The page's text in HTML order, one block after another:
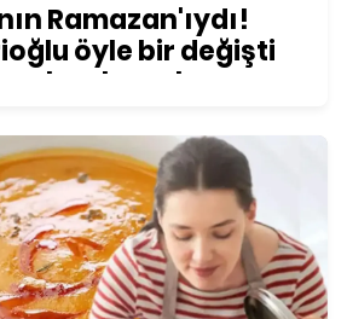
Ramazan'ıydı!
öyle bir değişti
şoke oluyor!